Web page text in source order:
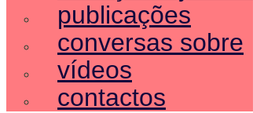
publicações
conversas sobre
vídeos
contactos